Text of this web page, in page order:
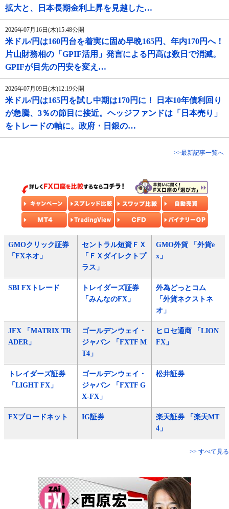
拡大と、日本長期金利上昇を見越した…
2026年07月16日(木)15:48公開
米ドル/円は160円台を着実に固め早晩165円、年内170円へ！
片山財務相の「GPIF活用」発言による円高は数日で消滅。
GPIFが目先の円安を変え…
2026年07月09日(木)12:19公開
米ドル/円は165円を試し中期は170円に！ 日本10年債利回り
が急騰、3％の節目に接近。ヘッジファンドは「日本売り」
をトレードの軸に。政府・日銀の…
>>最新記事一覧へ
GMOクリック証券
「FXネオ」
セントラル短資ＦＸ
「ＦＸダイレクトプ
ラス」
GMO外貨 「外貨e
x」
SBI FXトレード
トレイダーズ証券
「みんなのFX」
外為どっとコム
「外貨ネクストネ
オ」
JFX 「MATRIX TR
ADER」
ゴールデンウェイ・
ジャパン 「FXTF M
T4」
ヒロセ通商 「LION
FX」
トレイダーズ証券
「LIGHT FX」
ゴールデンウェイ・
ジャパン 「FXTF G
X-FX」
松井証券
FXブロードネット IG証券
楽天証券 「楽天MT
4」
>> すべて見る